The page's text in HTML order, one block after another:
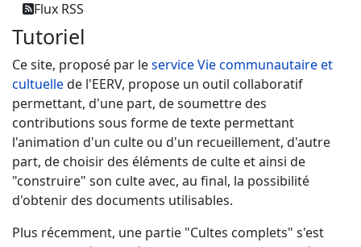
Flux RSS
Tutoriel
Ce site, proposé par leservice Vie communautaire et
cultuellede l'EERV, propose un outil collaboratif
permettant, d'une part, de soumettre des
contributions sous forme de texte permettant
l'animation d'un culte ou d'un recueillement, d'autre
part, de choisir des éléments de culte et ainsi de
"construire" son culte avec, au final, la possibilité
d'obtenir des documents utilisables.
Plus récemment, une partie "Cultes complets" s'est